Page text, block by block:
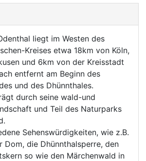
liegt im Westen des
Kreises etwa 18km von Köln,
und 6km von der Kreisstadt
entfernt am Beginn des
und des Dhünnthales.
durch seine wald-und
und Teil des Naturparks
Sehenswürdigkeiten, wie z.B.
Dom, die Dhünnthalsperre, den
so wie den Märchenwald in